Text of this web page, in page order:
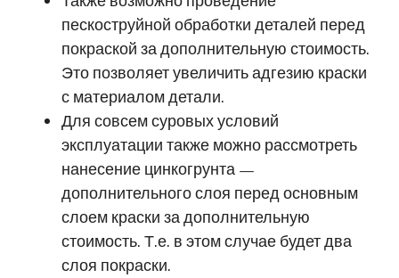
пескоструйной обработки деталей перед
покраской за дополнительную стоимость.
Это позволяет увеличить адгезию краски
с материалом детали.
Для совсем суровых условий
эксплуатации также можно рассмотреть
нанесение цинкогрунта —
дополнительного слоя перед основным
слоем краски за дополнительную
стоимость. Т.е. в этом случае будет два
слоя покраски.